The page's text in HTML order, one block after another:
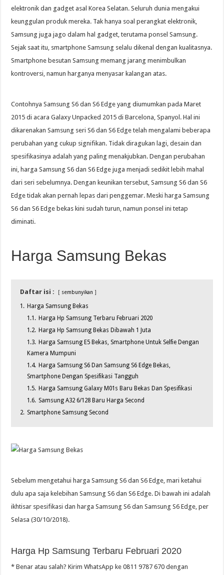
elektronik dan gadget asal Korea Selatan. Seluruh dunia mengakui
keunggulan produk mereka. Tak hanya soal perangkat elektronik,
Samsung juga jago dalam hal gadget, terutama ponsel Samsung.
Sejak saat itu, smartphone Samsung selalu dikenal dengan kualitasnya.
Smartphone besutan Samsung memang jarang menimbulkan
kontroversi, namun harganya menyasar kalangan atas.
Contohnya Samsung S6 dan S6 Edge yang diumumkan pada Maret
2015 di acara Galaxy Unpacked 2015 di Barcelona, ​​Spanyol. Hal ini
dikarenakan Samsung seri S6 dan S6 Edge telah mengalami beberapa
perubahan yang cukup signifikan. Tidak diragukan lagi, desain dan
spesifikasinya adalah yang paling menakjubkan. Dengan perubahan
ini, harga Samsung S6 dan S6 Edge juga menjadi sedikit lebih mahal
dari seri sebelumnya. Dengan keunikan tersebut, Samsung S6 dan S6
Edge tidak akan pernah lepas dari penggemar. Meski harga Samsung
S6 dan S6 Edge bekas kini sudah turun, namun ponsel ini tetap
diminati.
Harga Samsung Bekas
Daftar isi : sembunyikan
1. Harga Samsung Bekas
1.1. Harga Hp Samsung Terbaru Februari 2020
1.2. Harga Hp Samsung Bekas Dibawah 1 Juta
1.3. Harga Samsung E5 Bekas, Smartphone Untuk Selfie Dengan
Kamera Mumpuni
1.4. Harga Samsung S6 Dan Samsung S6 Edge Bekas,
Smartphone Dengan Spesifikasi Tangguh
1.5. Harga Samsung Galaxy M01s Baru Bekas Dan Spesifikasi
1.6. Samsung A32 6/128 Baru Harga Second
2. Smartphone Samsung Second
Sebelum mengetahui harga Samsung S6 dan S6 Edge, mari ketahui
dulu apa saja kelebihan Samsung S6 dan S6 Edge. Di bawah ini adalah
ikhtisar spesifikasi dan harga Samsung S6 dan Samsung S6 Edge, per
Selasa (30/10/2018).
Harga Hp Samsung Terbaru Februari 2020
* Benar atau salah? Kirim WhatsApp ke 0811 9787 670 dengan